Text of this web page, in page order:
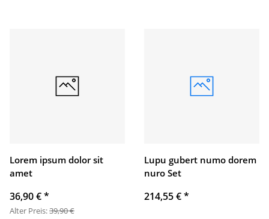
Lorem ipsum dolor sit
amet
36,90 €*
Alter Preis:39,90 €
Lupu gubert numo dorem
nuro Set
214,55 €*